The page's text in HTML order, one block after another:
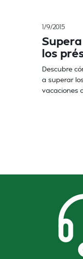
1/9/2015
los
Descubre
a superar
vacaciones